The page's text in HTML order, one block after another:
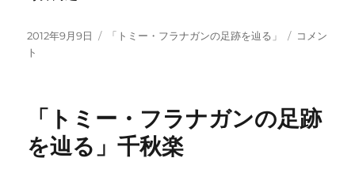
投
稿
2012年9月9日
カ
「トミー・フラナガンの足跡を辿る」
寺
り：
コメン
ト
「トミー・フラナガンの足跡
を辿る」千秋楽